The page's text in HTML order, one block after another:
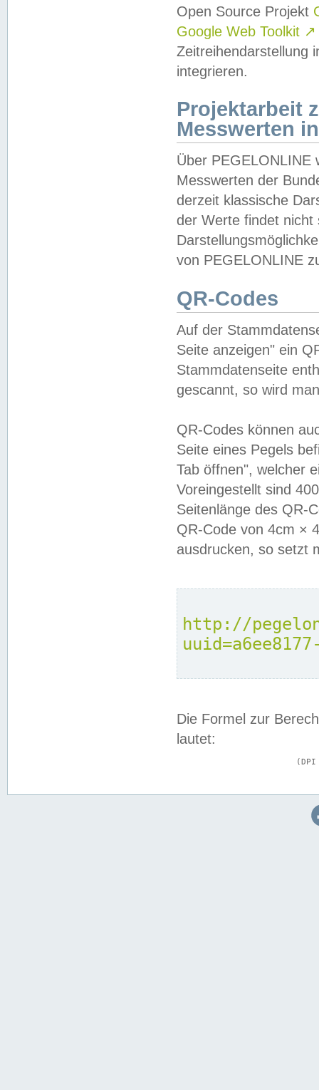
Open Source Projekt
Google Web Toolkit ↗
Zeitreihendarstellung
integrieren.
Projektarbeit
Messwerten
Über PEGELONLINE
Messwerten der
derzeit klassische
der Werte findet
von PEGELONLINE
QR-Codes
Auf der
Seite anzeigen" ein
Stammdatenseite
gescannt, so wird
QR-Codes können
Seite eines Pegels
Tab öffnen", welcher
Voreingestellt sind
Seitenlänge des QR-
QR-Code von 4cm ×
ausdrucken, so setzt
http://
Die Formel zur
lautet: